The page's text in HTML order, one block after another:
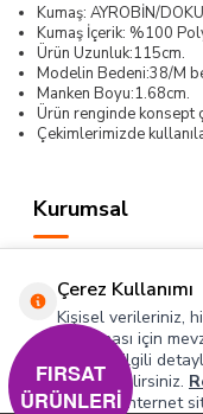
Kumaş: AYROBİN/
Kumaş İçerik: %100
Ürün Uzunluk:115cm.
Modelin Bedeni:38/M
Manken Boyu:1.68cm.
Ürün renginde konsept
Çekimlerimizde
Kurumsal
Hızlı Erişim
Sosyal
Çerez Kullanımı
Kişisel verileriniz,
sunulması için
Konuyla ilgili
inceleyebilirsiniz.
yalnızca internet
FIRSAT
ÜRÜNLERİ